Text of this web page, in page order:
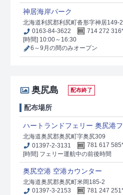
神居海岸パーク
北海道利尻郡利尻町沓形字神居149-2
0163-84-3622
714 272
[時間] 10:00～16:30
6～9月の間のみオープン
奥尻島 配布終了
配布場所
ハートランドフェリー 奥尻港
北海道奥尻郡奥尻町字奥尻309
01397-2-3131
781 617
[時間] フェリー運航中の前後時間
奥尻空港 空港カウンター
北海道奥尻郡奥尻町米岡185-2
01397-3-2153
781 247